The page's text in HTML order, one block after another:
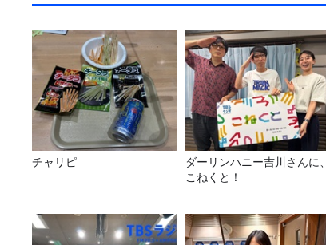
チャリピ
ダーリンハニー吉川さんに、
こねくと！